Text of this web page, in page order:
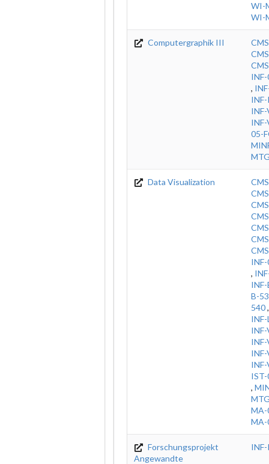
WI-
WI-
Computergraphik III
,
05-
Data Visualization
,
B-
540
,
MA-
MA-
Forschungsprojekt
Angewandte